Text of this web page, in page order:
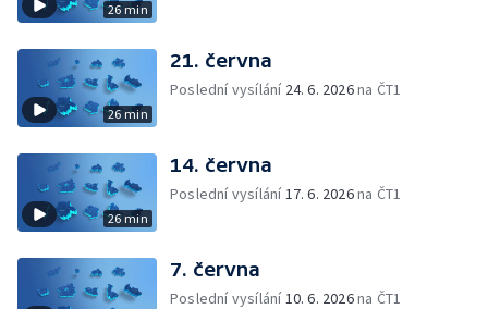
26 min
26 min
21. června
Poslední vysílání 24. 6. 2026na ČT1
26 min
14. června
Poslední vysílání17. 6. 2026na ČT1
7. června
Poslední vysílání10. 6. 2026na ČT1